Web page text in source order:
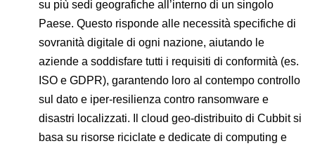
su più sedi geografiche all’interno di un singolo
Paese. Questo risponde alle necessità specifiche di
sovranità digitale di ogni nazione, aiutando le
aziende a soddisfare tutti i requisiti di conformità (es.
ISO e GDPR), garantendo loro al contempo controllo
sul dato e iper-resilienza contro ransomware e
disastri localizzati. Il cloud geo-distribuito di Cubbit si
basa su risorse riciclate e dedicate di computing e